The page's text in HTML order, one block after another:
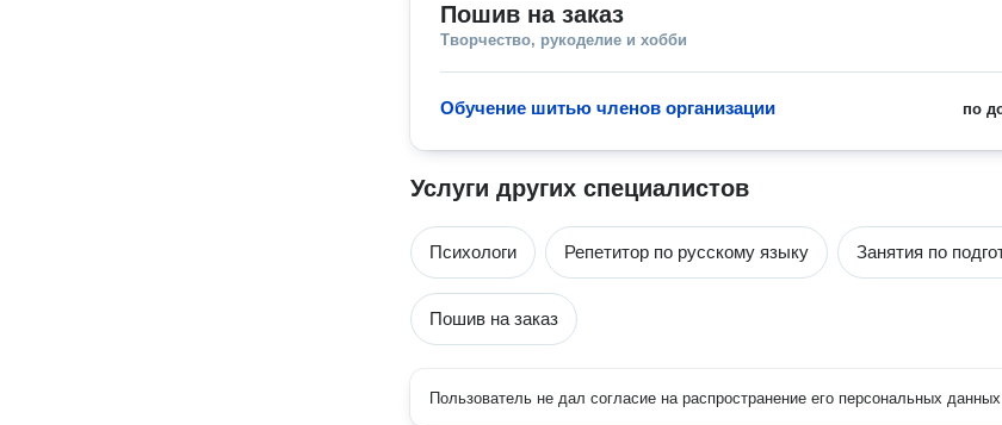
Пошив на заказ
Творчество, рукоделие и хобби
по
Обучение шитью членов организации
Услуги других специалистов
Психологи Репетитор по русскому языку Занятия по
Пошив на заказ
Пользователь не дал согласие на распространение его персональных данных